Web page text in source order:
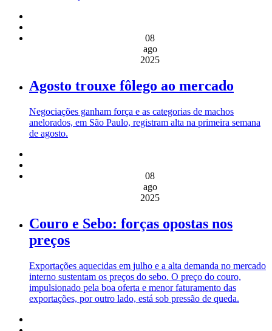
08
ago
2025
Agosto trouxe fôlego ao mercado
Negociações ganham força e as categorias de machos
anelorados, em São Paulo, registram alta na primeira semana
de agosto.
08
ago
2025
Couro e Sebo: forças opostas nos
preços
Exportações aquecidas em julho e a alta demanda no mercado
interno sustentam os preços do sebo. O preço do couro,
impulsionado pela boa oferta e menor faturamento das
exportações, por outro lado, está sob pressão de queda.